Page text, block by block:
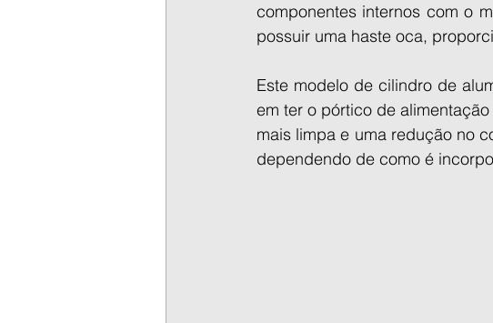
componentes internos com o
possuir uma haste oca,
Este modelo de cilindro de
em ter o pórtico de
mais limpa e uma redução no
dependendo de como é